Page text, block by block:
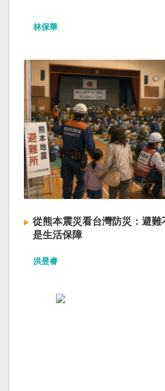
林保華
從熊本震災看台灣防災：避難
是生活保障
洪昱睿